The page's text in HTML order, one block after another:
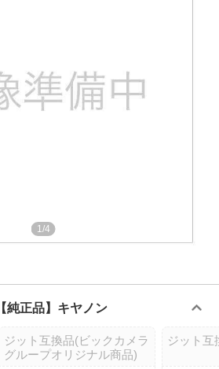
1/4
【純正品】キヤノン
ジット互換品(ビックカメラ
グループオリジナル商品)
ジット互